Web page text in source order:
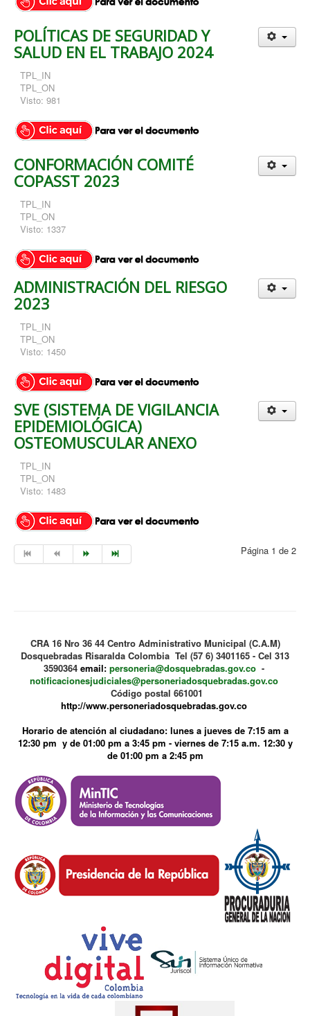
POLÍTICAS DE SEGURIDAD Y
SALUD EN EL TRABAJO 2024
TPL_IN
TPL_ON
Visto: 981
CONFORMACIÓN COMITÉ
COPASST 2023
TPL_IN
TPL_ON
Visto: 1337
ADMINISTRACIÓN DEL RIESGO
2023
TPL_IN
TPL_ON
Visto: 1450
SVE (SISTEMA DE VIGILANCIA
EPIDEMIOLÓGICA)
OSTEOMUSCULAR ANEXO
TPL_IN
TPL_ON
Visto: 1483
Página 1 de 2
CRA 16 Nro 36 44 Centro Administrativo Municipal (C.A.M)
Dosquebradas Risaralda Colombia Tel (57 6) 3401165 - Cel 313
3590364 email: personeria@dosquebradas.gov.co-
notificacionesjudiciales@personeriadosquebradas.gov.co
Código postal 661001
http://www.personeriadosquebradas.gov.co
Horario de atención al ciudadano: lunes a jueves de 7:15 am a
12:30 pm y de 01:00 pm a 3:45 pm - viernes de 7:15 a.m. 12:30 y
de 01:00 pm a 2:45 pm